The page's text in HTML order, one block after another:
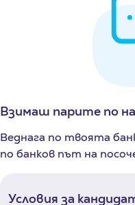
Взимаш парите по
Веднага по твоята
по банков път на
Условия за